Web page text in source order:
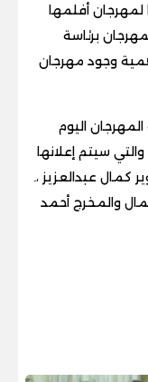
لمهرجان أفلمها
برئاسة
وجود مهرجان
اليوم
والتي سيتم إعلانها
كمال عبدالعزيز ،.
والمخرج أحمد